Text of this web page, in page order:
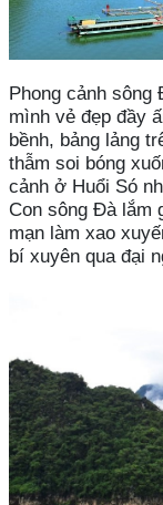
Phong cảnh sông
mình vẻ đẹp đầy
bềnh, bảng lảng
thẫm soi bóng
cảnh ở Huổi Só
Con sông Đà lắm
mạn làm xao
bí xuyên qua đại